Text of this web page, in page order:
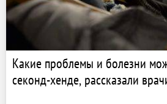
Какие проблемы и болезни
секонд-хенде, рассказали